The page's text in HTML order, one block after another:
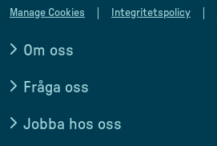
Manage Cookies Integritetspolicy
Om oss
Fråga oss
Jobba hos oss